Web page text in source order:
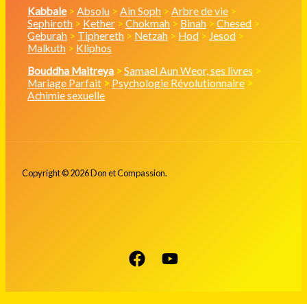
Kabbale> Absolu > Ain Soph > Arbre de vie >
Sephiroth > Kether > Chokmah > Binah > Chesed >
Geburah > Tiphereth > Netzah > Hod > Jesod >
Malkuth > Kliphos
Bouddha Maitreya >Samael Aun Weor, ses livres >
Mariage Parfait > Psychologie Révolutionnaire >
Achimie sexuelle
Copyright © 2026 Don et Compassion.